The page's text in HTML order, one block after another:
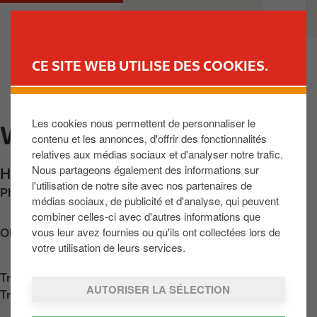
CE SITE WEB UTILISE DES COOKIES.
Les cookies nous permettent de personnaliser le
contenu et les annonces, d'offrir des fonctionnalités
relatives aux médias sociaux et d'analyser notre trafic.
Nous partageons également des informations sur
l'utilisation de notre site avec nos partenaires de
médias sociaux, de publicité et d'analyse, qui peuvent
combiner celles-ci avec d'autres informations que
vous leur avez fournies ou qu'ils ont collectées lors de
votre utilisation de leurs services.
AUTORISER LA SÉLECTION
c
o
t
e
u
n
M
a
TROUVEZ VOTRE STATION-
WINCRANGE
Haaptstrooss 143,Wincrange,L-9780
Phone: +352949188
Obtenir l'itinéraire
Trouver nous sur
Trouver nous surGoogle Play